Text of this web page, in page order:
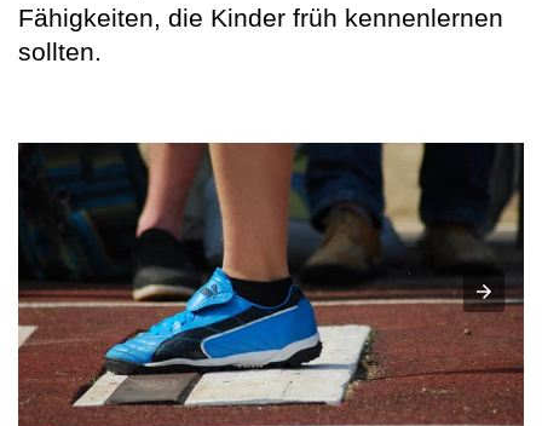
Fähigkeiten, die Kinder früh kennenlernen
sollten.